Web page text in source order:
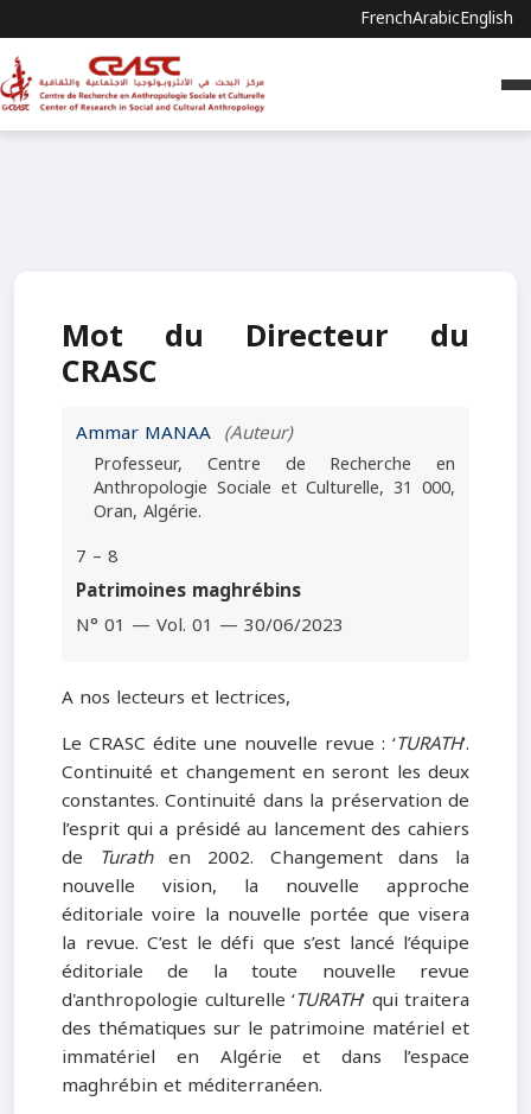
FrenchArabicEnglish
Mot du Directeur du
CRASC
Ammar MANAA (Auteur)
Professeur, Centre de Recherche en
Anthropologie Sociale et Culturelle, 31 000,
Oran, Algérie.
7 – 8
Patrimoines maghrébins
N° 01 — Vol. 01 — 30/06/2023
A nos lecteurs et lectrices,
Le CRASC édite une nouvelle revue : ‘TURATH’.
Continuité et changement en seront les deux
constantes. Continuité dans la préservation de
l’esprit qui a présidé au lancement des cahiers
de Turathen 2002. Changement dans la
nouvelle vision, la nouvelle approche
éditoriale voire la nouvelle portée que visera
la revue. C’est le défi que s’est lancé l’équipe
éditoriale de la toute nouvelle revue
d'anthropologie culturelle ‘TURATH’ qui traitera
des thématiques sur le patrimoine matériel et
immatériel en Algérie et dans l’espace
maghrébin et méditerranéen.